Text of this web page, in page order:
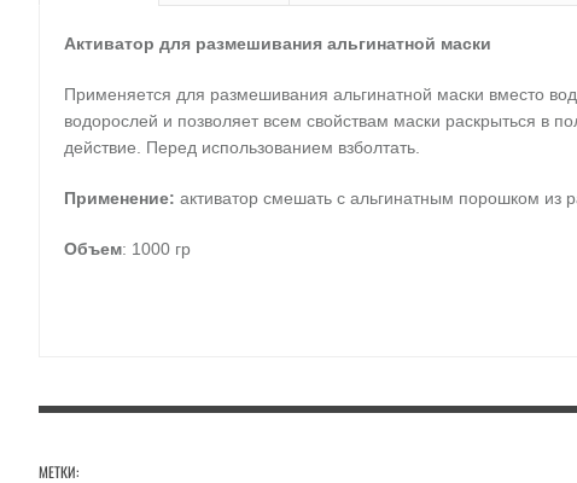
Активатор для размешивания альгинатной маски
Применяется для размешивания альгинатной маски вместо
водорослей и позволяет всем свойствам маски раскрыться в
действие. Перед использованием взболтать.
Применение: активатор смешать с альгинатным порошком из
Объем: 1000 гр
МЕТКИ: